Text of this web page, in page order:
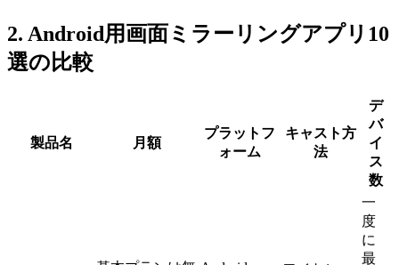
2. Android用画面ミラーリングアプリ10
選の比較
製品名 月額
プラットフ
ォーム
キャスト方
法
デ
バ
イ
ス
数
一
度
に
最